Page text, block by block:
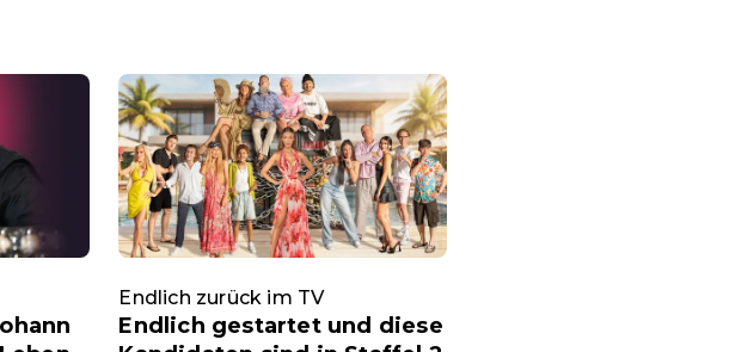
Endlich zurück im TV
Endlich gestartet und diese